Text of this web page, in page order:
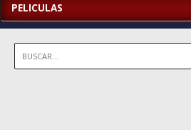
PELICULAS